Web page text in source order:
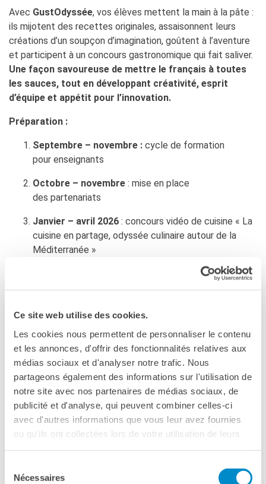
Ce site web utilise des cookies.
Les cookies nous permettent de personnaliser le contenu
et les annonces, d'offrir des fonctionnalités relatives aux
médias sociaux et d'analyser notre trafic. Nous
partageons également des informations sur l'utilisation de
notre site avec nos partenaires de médias sociaux, de
publicité et d'analyse, qui peuvent combiner celles-ci
avec d'autres informations que vous leur avez fournies
ou qu'ils ont collectées lors de votre utilisation de leurs
Nécessaires
PARCOURS EN FRANÇAIS
Activités pour la classe
Formations pour les
profs
Mobilité
Étudier en France
Soggiorni linguistici in
Francia
KULTUR ENSEMBLE
PALERME
Bottega
Appels à candidatures
Résidences 2026
Zisa
RECHERCHER
Avec GustOdyssée, vos élèves mettent la main à la pâte :
ils mijotent des recettes originales, assaisonnent leurs
créations d’un soupçon d’imagination, goûtent à l’aventure
et participent à un concours gastronomique qui fait saliver.
Une façon savoureuse de mettre le français à toutes
les sauces, tout en développant créativité, esprit
d’équipe et appétit pour l’innovation.
Préparation :
Septembre – novembre : cycle de formation
pour enseignants
Octobre – novembre : mise en place
des partenariats
Janvier – avril 2026 : concours vidéo de cuisine « La
cuisine en partage, odyssée culinaire autour de la
Méditerranée »
Dépôt des vidéos : avant le 27 mars 2026
Février – mars 2026: webinaires et
Annonce des résultats méditerranéens: courant
avril 2026
PROGRAMMATION